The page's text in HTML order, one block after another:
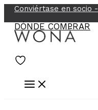
al
contenido
Conviértase en socio -
DÓNDE COMPRAR